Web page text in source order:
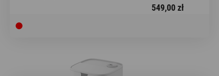
549,00 zł